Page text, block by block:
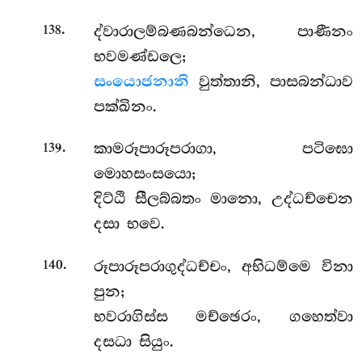
138.
ද්වාරාලම්බණබන්ධෙන, පාණීනං
භවමණ්ඩලෙ;
සංයොජනානි වුත්තානි, පාසබන්ධාව
පක්ඛිනං.
139.
කාමරූපාරූපරාගා, පටිඝො
මොහසංසයො;
දිට්ඨි සීලබ්බතං මානො, උද්ධච්චෙන
දසා භවෙ.
140.
රූපාරූපරාගුද්ධච්චං, අභිධම්මෙ විනා
පුන;
භවරාගිස්ස මච්ඡෙරං, ගහෙත්වා
දසධා සියුං.